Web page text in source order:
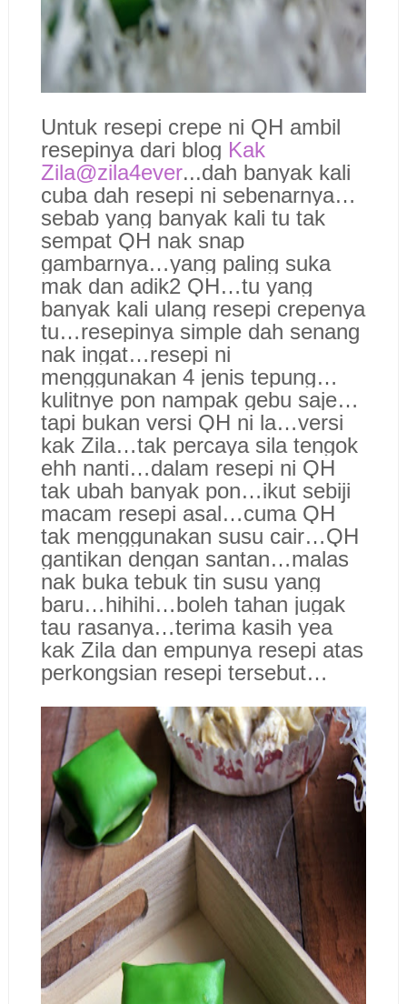
Untuk resepi crepe ni QH ambil
resepinya dari blog Kak
Zila@zila4ever...dah banyak kali
cuba dah resepi ni sebenarnya…
sebab yang banyak kali tu tak
sempat QH nak snap
gambarnya…yang paling suka
mak dan adik2 QH…tu yang
banyak kali ulang resepi crepenya
tu…resepinya simple dah senang
nak ingat…resepi ni
menggunakan 4 jenis tepung…
kulitnye pon nampak gebu saje…
tapi bukan versi QH ni la…versi
kak Zila…tak percaya sila tengok
ehh nanti…dalam resepi ni QH
tak ubah banyak pon…ikut sebiji
macam resepi asal…cuma QH
tak menggunakan susu cair…QH
gantikan dengan santan…malas
nak buka tebuk tin susu yang
baru…hihihi…boleh tahan jugak
tau rasanya…terima kasih yea
kak Zila dan empunya resepi atas
perkongsian resepi tersebut…